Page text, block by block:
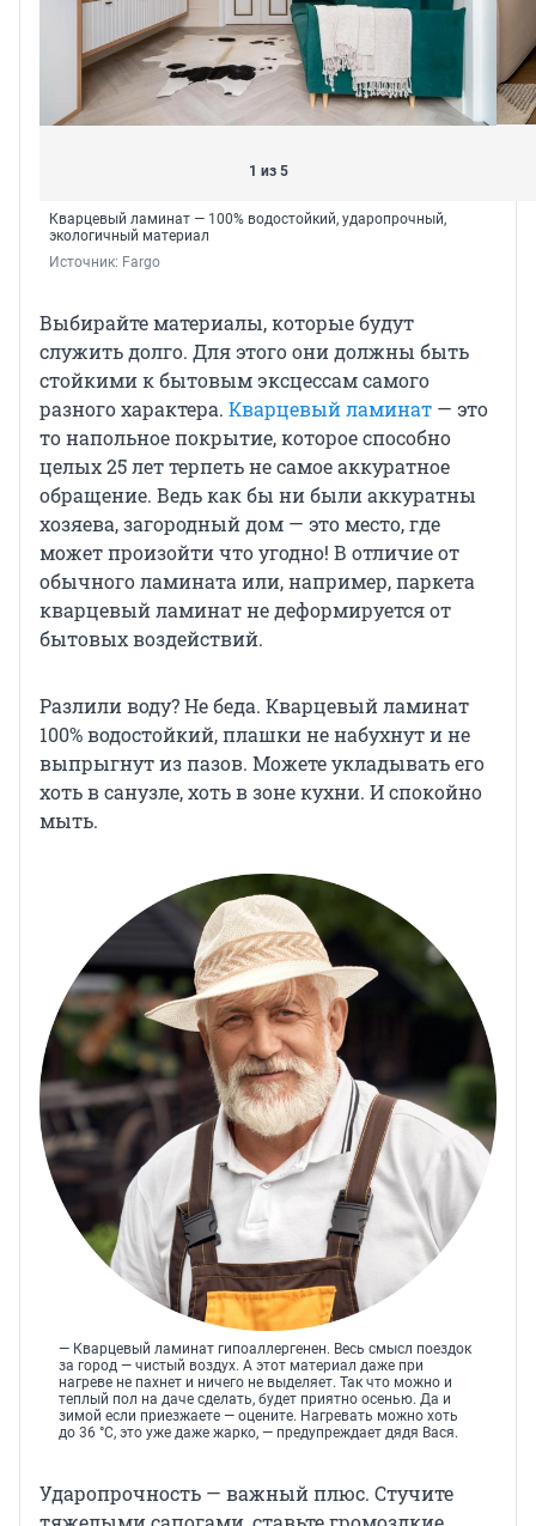
1 из 5
Кварцевый ламинат — 100% водостойкий, ударопрочный,
экологичный материал
Источник: Fargo
Выбирайте материалы, которые будут
служить долго. Для этого они должны быть
стойкими к бытовым эксцессам самого
разного характера. Кварцевый ламинат — это
то напольное покрытие, которое способно
целых 25 лет терпеть не самое аккуратное
обращение. Ведь как бы ни были аккуратны
хозяева, загородный дом — это место, где
может произойти что угодно! В отличие от
обычного ламината или, например, паркета
кварцевый ламинат не деформируется от
бытовых воздействий.
Разлили воду? Не беда. Кварцевый ламинат
100% водостойкий, плашки не набухнут и не
выпрыгнут из пазов. Можете укладывать его
хоть в санузле, хоть в зоне кухни. И спокойно
мыть.
— Кварцевый ламинат гипоаллергенен. Весь смысл поездок
за город — чистый воздух. А этот материал даже при
нагреве не пахнет и ничего не выделяет. Так что можно и
теплый пол на даче сделать, будет приятно осенью. Да и
зимой если приезжаете — оцените. Нагревать можно хоть
до 36 °C, это уже даже жарко, — предупреждает дядя Вася.
Ударопрочность — важный плюс. Стучите